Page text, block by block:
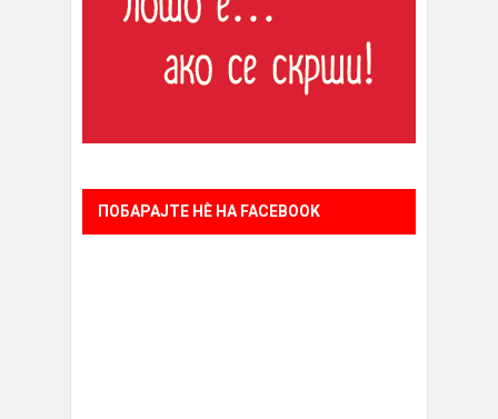
ПОБАРАЈТЕ НÈ НА FACEBOOK